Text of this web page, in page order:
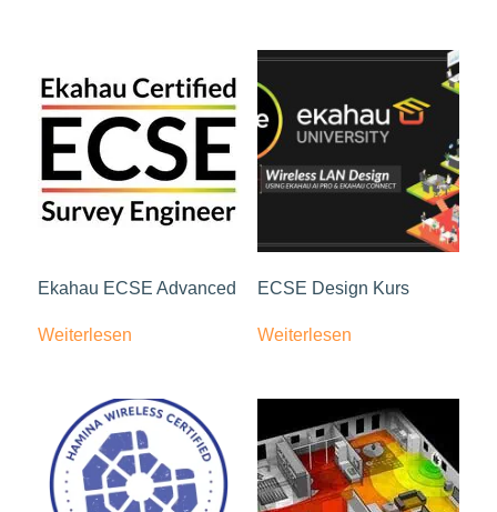
Ekahau ECSE Advanced
Weiterlesen
ECSE Design Kurs
Weiterlesen